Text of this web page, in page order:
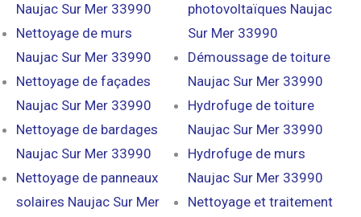
Naujac Sur Mer 33990
Nettoyage de murs
Naujac Sur Mer 33990
Nettoyage de façades
Naujac Sur Mer 33990
Nettoyage de bardages
Naujac Sur Mer 33990
Nettoyage de panneaux
solaires Naujac Sur Mer
photovoltaïques Naujac
Sur Mer 33990
Démoussage de toiture
Naujac Sur Mer 33990
Hydrofuge de toiture
Naujac Sur Mer 33990
Hydrofuge de murs
Naujac Sur Mer 33990
Nettoyage et traitement